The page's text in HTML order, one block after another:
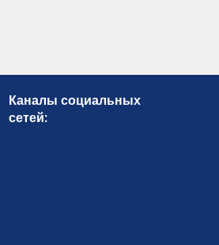
Каналы социальных
сетей: